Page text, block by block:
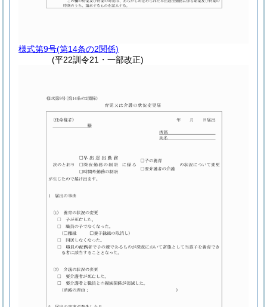
様式第9号(第14条の2関係)
(平22訓令21・一部改正)